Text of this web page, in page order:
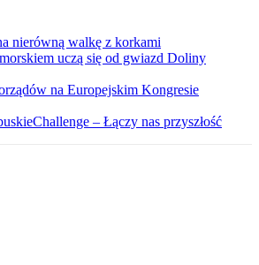
nierówną walkę z korkami
uczą się od gwiazd Doliny
na Europejskim Kongresie
– Łączy nas przyszłość